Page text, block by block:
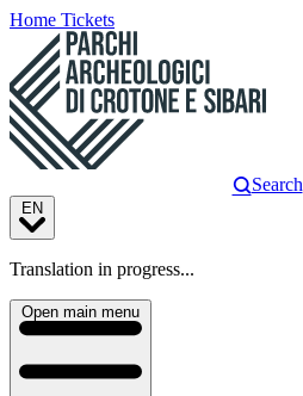
Home Tickets
Search
EN
Translation in progress...
Open main menu